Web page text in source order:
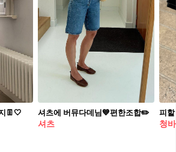
👖🤍
셔츠에 버뮤다데님💙편한조합✏️
셔츠
청